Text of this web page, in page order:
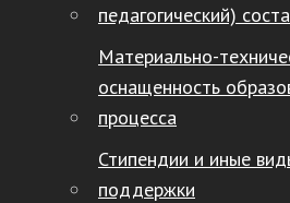
педагогический)
Материально-
оснащенность
процесса
Стипендии и иные
поддержки